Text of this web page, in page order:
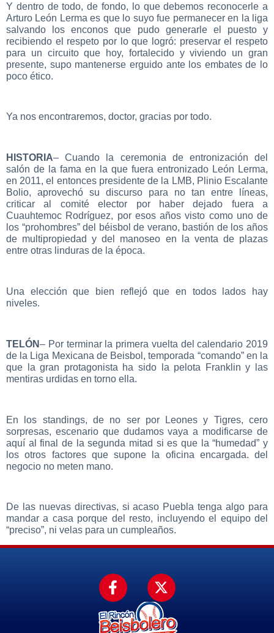
Y dentro de todo, de fondo, lo que debemos reconocerle a
Arturo León Lerma es que lo suyo fue permanecer en la liga
salvando los enconos que pudo generarle el puesto y
recibiendo el respeto por lo que logró: preservar el respeto
para un circuito que hoy, fortalecido y viviendo un gran
presente, supo mantenerse erguido ante los embates de lo
poco ético.
Ya nos encontraremos, doctor, gracias por todo.
HISTORIA– Cuando la ceremonia de entronización del
salón de la fama en la que fuera entronizado León Lerma,
en 2011, el entonces presidente de la LMB, Plinio Escalante
Bolio, aprovechó su discurso para no tan entre líneas,
criticar al comité elector por haber dejado fuera a
Cuauhtemoc Rodríguez, por esos años visto como uno de
los “prohombres” del béisbol de verano, bastión de los años
de multipropiedad y del manoseo en la venta de plazas
entre otras linduras de la época.
Una elección que bien reflejó que en todos lados hay
niveles.
TELÓN– Por terminar la primera vuelta del calendario 2019
de la Liga Mexicana de Beisbol, temporada “comando” en la
que la gran protagonista ha sido la pelota Franklin y las
mentiras urdidas en torno ella.
En los standings, de no ser por Leones y Tigres, cero
sorpresas, escenario que dudamos vaya a modificarse de
aquí al final de la segunda mitad si es que la “humedad” y
los otros factores que supone la oficina encargada. del
negocio no meten mano.
De las nuevas directivas, si acaso Puebla tenga algo para
mandar a casa porque del resto, incluyendo el equipo del
“preciso”, ni velas para un cumpleaños.